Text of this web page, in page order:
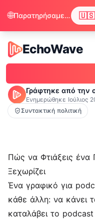
EchoWave
EchoWave
Γράφτηκε από την
Ενημερώθηκε Ιούλιος
Συντακτική πολιτική
Πώς να Φτιάξεις ένα
Ξεχωρίζει
Ένα γραφικό για
κάθε άλλη: να κάνει
καταλάβει το
🌐 Παρατηρήσαμε ότι ο περιηγητής σου προτιμά τα Αγγλικά. Θέλεις να αλλάξεις για να απολαμβάνεις περιεχόμενο στα Αγγλικά; 🇺🇸